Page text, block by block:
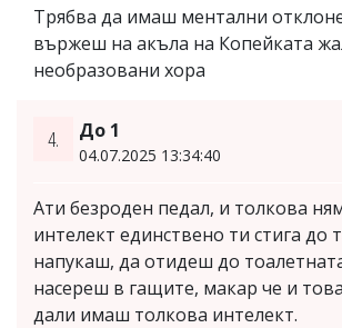
Трябва да имаш ментални
вържеш на акъла на Копейката
необразовани хора
4. До 1
04.07.2025 13:34:40
Ати безроден педал, и толкова
интелект единствено ти стига до
напукаш, да отидеш до
насереш в гащите, макар че и
дали имаш толкова интелект.